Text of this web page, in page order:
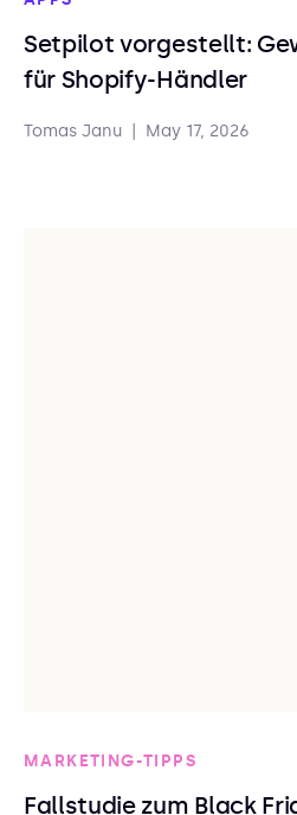
Setpilot vorgestellt:
für Shopify-Händler
Tomas Janu May 17, 2026
MARKETING-TIPPS
Fallstudie zum Black